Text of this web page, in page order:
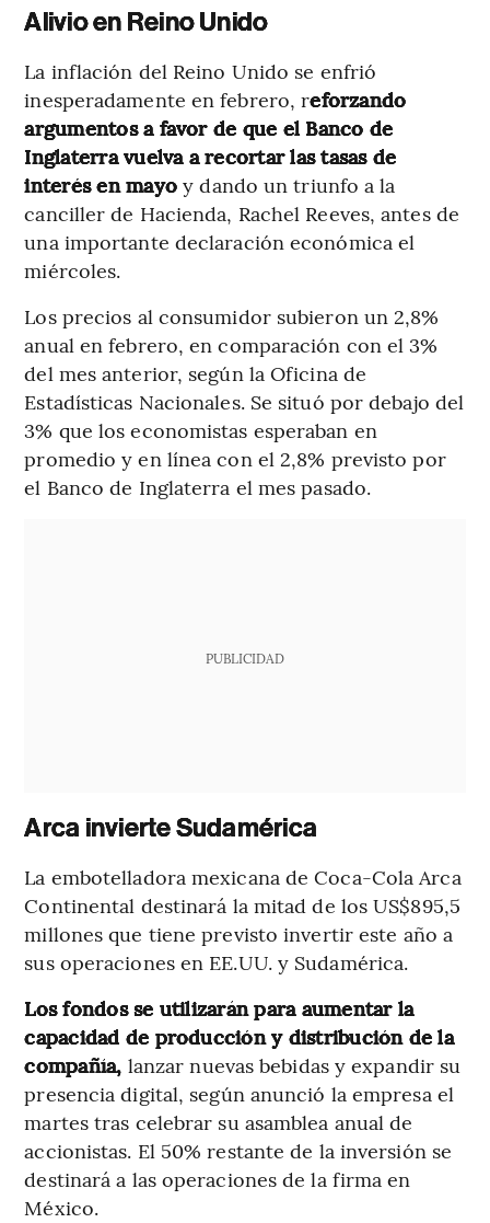
Alivio en Reino Unido
La inflación del Reino Unido se enfrió
inesperadamente en febrero, reforzando
argumentos a favor de que el Banco de
Inglaterra vuelva a recortar las tasas de
interés en mayoy dando un triunfo a la
canciller de Hacienda, Rachel Reeves, antes de
una importante declaración económica el
miércoles.
Los precios al consumidor subieron un 2,8%
anual en febrero, en comparación con el 3%
del mes anterior, según la Oficina de
Estadísticas Nacionales. Se situó por debajo del
3% que los economistas esperaban en
promedio y en línea con el 2,8% previsto por
el Banco de Inglaterra el mes pasado.
PUBLICIDAD
Arca invierte Sudamérica
La embotelladora mexicana de Coca-Cola Arca
Continental destinará la mitad de los US$895,5
millones que tiene previsto invertir este año a
sus operaciones en EE.UU. y Sudamérica.
Los fondos se utilizarán para aumentar la
capacidad de producción y distribución de la
compañía, lanzar nuevas bebidas y expandir su
presencia digital, según anunció la empresa el
martes tras celebrar su asamblea anual de
accionistas. El 50% restante de la inversión se
destinará a las operaciones de la firma en
México.